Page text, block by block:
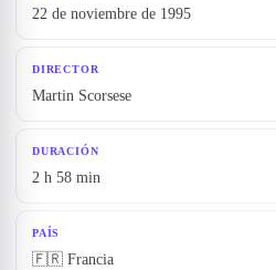
22 de noviembre de 1995
DIRECTOR
Martin Scorsese
DURACIÓN
2 h 58 min
PAÍS
🇫🇷 Francia